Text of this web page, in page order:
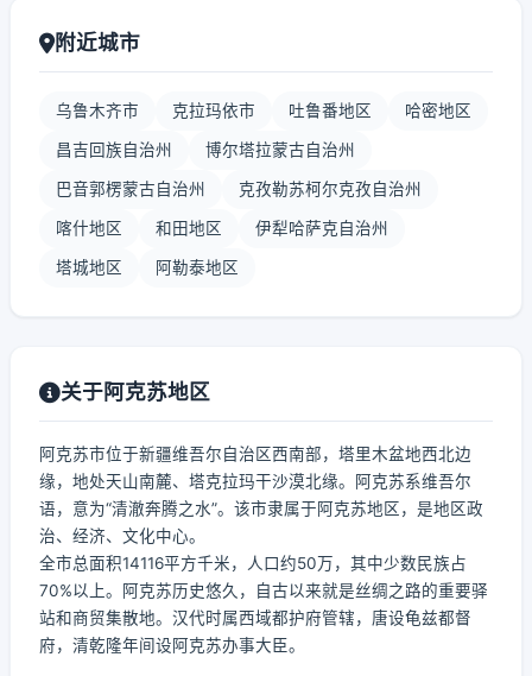
附近城市
乌鲁木齐市 克拉玛依市 吐鲁番地区 哈密地区
昌吉回族自治州 博尔塔拉蒙古自治州
巴音郭楞蒙古自治州 克孜勒苏柯尔克孜自治州
喀什地区 和田地区 伊犁哈萨克自治州
塔城地区 阿勒泰地区
关于阿克苏地区
阿克苏市位于新疆维吾尔自治区西南部，塔里木盆地西北边
缘，地处天山南麓、塔克拉玛干沙漠北缘。阿克苏系维吾尔
语，意为“清澈奔腾之水”。该市隶属于阿克苏地区，是地区政
治、经济、文化中心。
全市总面积14116平方千米，人口约50万，其中少数民族占
70%以上。阿克苏历史悠久，自古以来就是丝绸之路的重要驿
站和商贸集散地。汉代时属西域都护府管辖，唐设龟兹都督
府，清乾隆年间设阿克苏办事大臣。